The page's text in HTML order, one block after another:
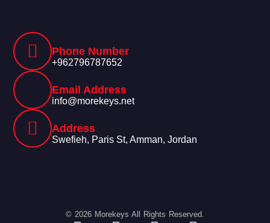
Phone Number
+962796787652
Email Address
info@morekeys.net
Address
Swefieh, Paris St, Amman, Jordan
© 2026 Morekeys All Rights Reserved.